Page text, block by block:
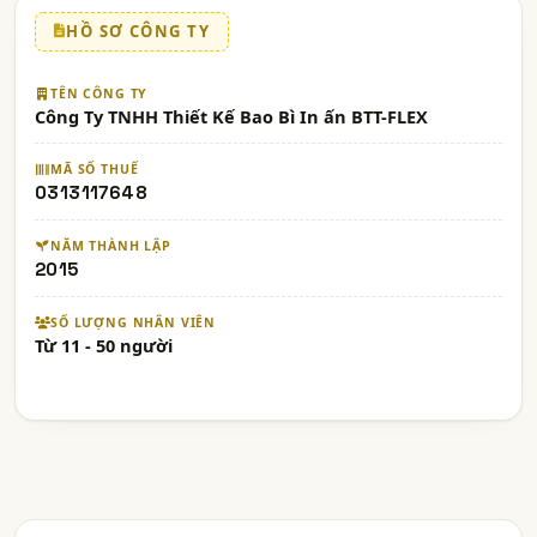
HỒ SƠ CÔNG TY
TÊN CÔNG TY
Công Ty TNHH Thiết Kế Bao Bì In ấn BTT-FLEX
MÃ SỐ THUẾ
0313117648
NĂM THÀNH LẬP
2015
SỐ LƯỢNG NHÂN VIÊN
Từ 11 - 50 người